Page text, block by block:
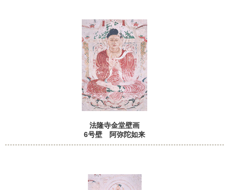
法隆寺金堂壁画
6号壁 阿弥陀如来